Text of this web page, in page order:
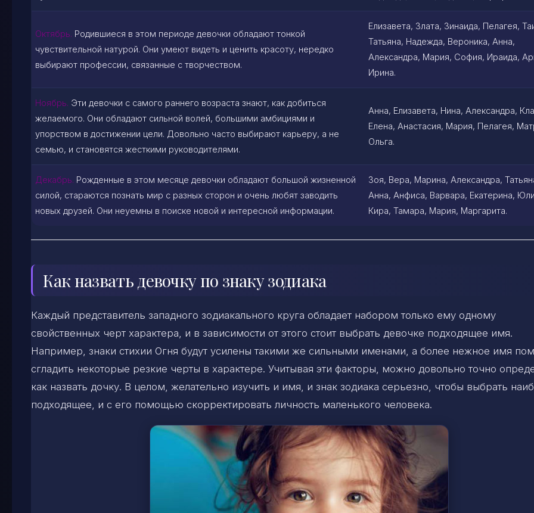
Октябрь. Родившиеся в этом периоде девочки обладают тонкой
чувствительной натурой. Они умеют видеть и ценить красоту, нередко
выбирают профессии, связанные с творчеством.
Елизавета, Злата, Зинаида, Пелагея,
Татьяна, Надежда, Вероника, Анна,
Александра, Мария, София, Ираида,
Ирина.
Ноябрь. Эти девочки с самого раннего возраста знают, как добиться
желаемого. Они обладают сильной волей, большими амбициями и
упорством в достижении цели. Довольно часто выбирают карьеру, а не
семью, и становятся жесткими руководителями.
Анна, Елизавета, Нина, Александра,
Елена, Анастасия, Мария, Пелагея,
Ольга.
Декабрь. Рожденные в этом месяце девочки обладают большой жизненной
силой, стараются познать мир с разных сторон и очень любят заводить
новых друзей. Они неуемны в поиске новой и интересной информации.
Зоя, Вера, Марина, Александра,
Анна, Анфиса, Варвара, Екатерина,
Кира, Тамара, Мария, Маргарита.
Как назвать девочку по знаку зодиака
Каждый представитель западного зодиакального круга обладает набором только ему одному
свойственных черт характера, и в зависимости от этого стоит выбрать девочке подходящее имя.
Например, знаки стихии Огня будут усилены такими же сильными именами, а более нежное имя
сгладить некоторые резкие черты в характере. Учитывая эти факторы, можно довольно точно
как назвать дочку. В целом, желательно изучить и имя, и знак зодиака серьезно, чтобы выбрать
подходящее, и с его помощью скорректировать личность маленького человека.